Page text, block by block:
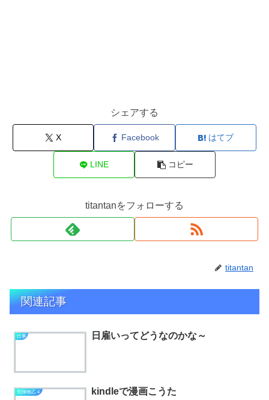
シェアする
X Facebook はてブ
LINE コピー
titantanをフォローする
titantan
関連記事
仕事 日雇いってどうなのかな～
危険物乙４ kindleで漫画こうた